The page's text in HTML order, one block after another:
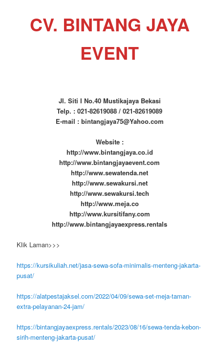
CV. BINTANG JAYA
EVENT
Jl. Siti I No.40 Mustikajaya Bekasi
Telp. : 021-82619088 / 021-82619089
E-mail : bintangjaya75@Yahoo.com
Website :
http://www.bintangjaya.co.id
http://www.bintangjayaevent.com
http://www.sewatenda.net
http://www.sewakursi.net
http://www.sewakursi.tech
http://www.meja.co
http://www.kursitifany.com
http://www.bintangjayaexpress.rentals
Klik Laman>>>
https://kursikuliah.net/jasa-sewa-sofa-minimalis-menteng-jakarta-
pusat/
https://alatpestajaksel.com/2022/04/09/sewa-set-meja-taman-
extra-pelayanan-24-jam/
https://bintangjayaexpress.rentals/2023/08/16/sewa-tenda-kebon-
sirih-menteng-jakarta-pusat/